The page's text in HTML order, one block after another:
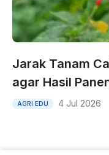
Jarak Tanam
agar Hasil
AGRI EDU 4 Jul 2026